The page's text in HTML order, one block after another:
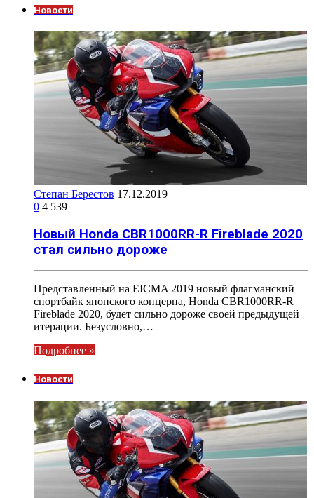
Новости
Степан Берестов 17.12.2019
0 4 539
Новый Honda CBR1000RR-R Fireblade 2020
стал сильно дороже
Представленный на EICMA 2019 новый флагманский
спортбайк японского концерна, Honda CBR1000RR-R
Fireblade 2020, будет сильно дороже своей предыдущей
итерации. Безусловно,…
Подробнее »
Новости